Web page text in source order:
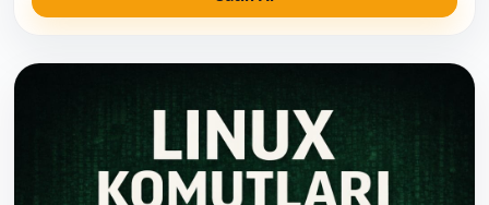
değil, izlenen ve yönetilen bir yapı hâline gelir. ** Bu